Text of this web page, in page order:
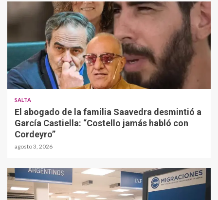
SALTA
El abogado de la familia Saavedra desmintió a
García Castiella: “Costello jamás habló con
Cordeyro”
agosto 3, 2026